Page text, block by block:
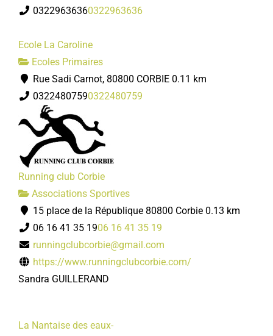
03229636360322963636
Ecole La Caroline
Ecoles Primaires
Rue Sadi Carnot, 80800 CORBIE 0.11 km
03224807590322480759
Running club Corbie
Associations Sportives
15 place de la République 80800 Corbie 0.13 km
06 16 41 35 1906 16 41 35 19
runningclubcorbie@gmail.com
https://www.runningclubcorbie.com/
Sandra GUILLERAND
La Nantaise des eaux-